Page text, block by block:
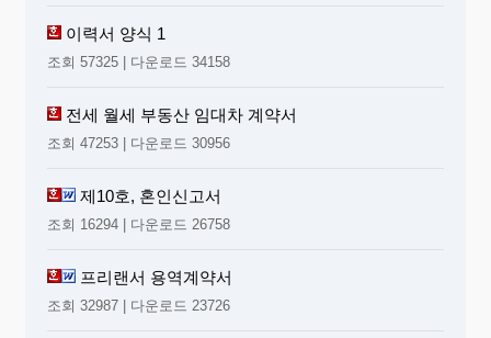
이력서 양식 1
조회 57325 | 다운로드 34158
전세 월세 부동산 임대차 계약서
조회 47253 | 다운로드 30956
제10호, 혼인신고서
조회 16294 | 다운로드 26758
프리랜서 용역계약서
조회 32987 | 다운로드 23726